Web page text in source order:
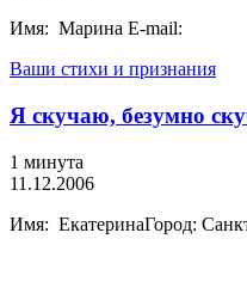
Имя: Марина E-mail:
Ваши стихи и признания
Я скучаю, безумно
1 минута
11.12.2006
Имя: ЕкатеринаГород: